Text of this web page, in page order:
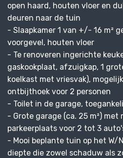
open haard, houten vloer en
deuren naar de tuin
- Slaapkamer 1 van +/- 16 m²
voorgevel, houten vloer
- Te renoveren ingerichte
gaskookplaat, afzuigkap, 1
koelkast met vriesvak),
ontbijthoek voor 2 personen
- Toilet in de garage,
- Grote garage (ca. 25 m²) met
parkeerplaats voor 2 tot 3
- Mooi beplante tuin op het W/
diepte die zowel schaduw als